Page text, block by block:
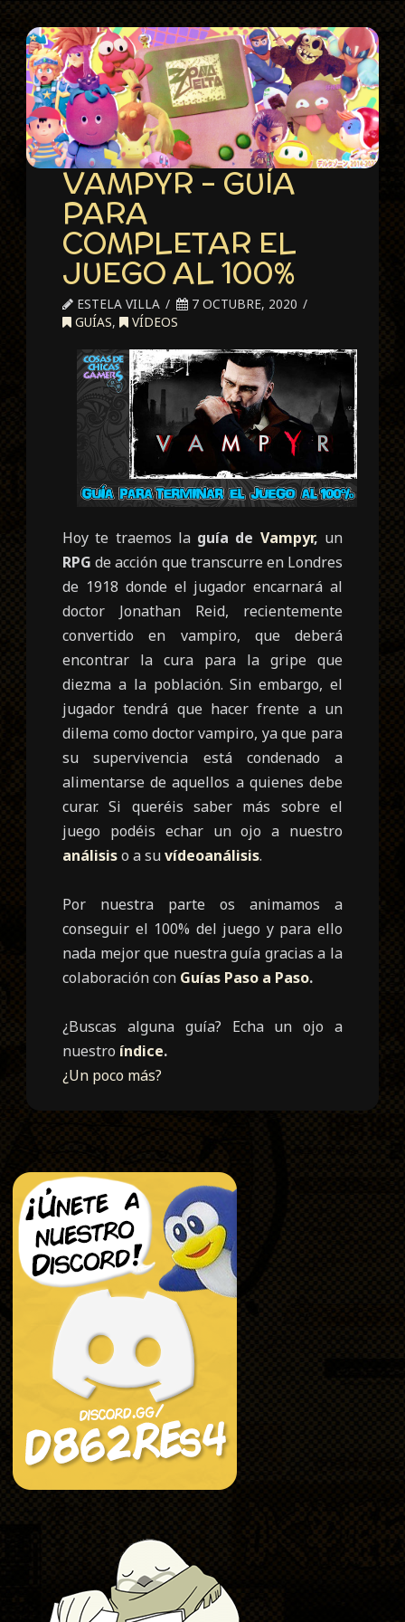
VAMPYR – GUÍA
PARA
COMPLETAR EL
JUEGO AL 100%
ESTELA VILLA
7 OCTUBRE, 2020
GUÍAS, VÍDEOS
Hoy te traemos la guía de Vampyr, un
RPGde acción que transcurre en Londres
de 1918 donde el jugador encarnará al
doctor Jonathan Reid, recientemente
convertido en vampiro, que deberá
encontrar la cura para la gripe que
diezma a la población. Sin embargo, el
jugador tendrá que hacer frente a un
dilema como doctor vampiro, ya que para
su supervivencia está condenado a
alimentarse de aquellos a quienes debe
curar. Si queréis saber más sobre el
juego podéis echar un ojo a nuestro
análisiso a suvídeoanálisis.
Por nuestra parte os animamos a
conseguir el 100% del juego y para ello
nada mejor que nuestra guía gracias a la
colaboración con Guías Paso a Paso.
¿Buscas alguna guía? Echa un ojo a
nuestro índice.
¿Un poco más?